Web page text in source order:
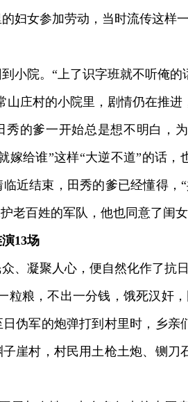
妇女参加劳动，当时流传这样
院。“上了识字班就不听俺的
山庄村的小院里，剧情仍在推进
的爹一开始总是想不明白，为
嫁给谁”这样“大逆不道”的话，
近结束，田秀的爹已经懂得，
老百姓的军队，他也同意了闺女
13场
凝聚人心，便自然化作了抗日
粮，不出一分钱，饿死汉奸，
伪军的炮弹打到村里时，乡亲
崖村，村民用土枪土炮、铡刀